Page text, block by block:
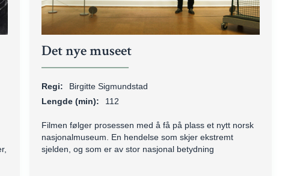
Det nye museet
Regi:
Birgitte Sigmundstad
Lengde (min):
112
Filmen følger prosessen med å få på plass et nytt norsk
nasjonalmuseum. En hendelse som skjer ekstremt
sjelden, og som er av stor nasjonal betydning